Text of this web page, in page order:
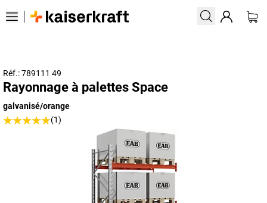
Réf.: 789111 49
Rayonnage à palettes Space
galvanisé/orange
(1)